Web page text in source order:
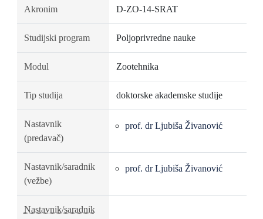
Akronim D-ZO-14-SRAT
Studijski program Poljoprivredne nauke
Modul Zootehnika
Tip studija doktorske akademske studije
Nastavnik
(predavač)
prof. dr Ljubiša Živanović
Nastavnik/saradnik
(vežbe)
prof. dr Ljubiša Živanović
Nastavnik/saradnik